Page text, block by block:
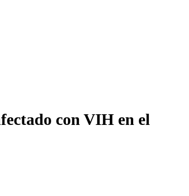
con VIH en el